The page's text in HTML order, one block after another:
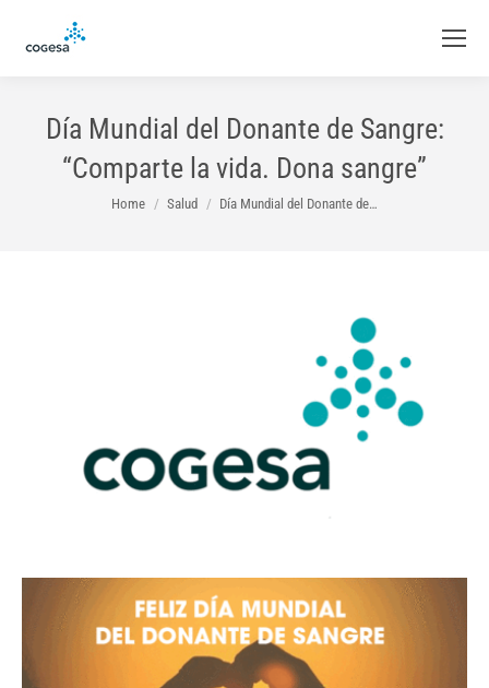
Día Mundial del Donante de Sangre:
“Comparte la vida. Dona sangre”
You are here:
Home Salud Día Mundial del Donante de…